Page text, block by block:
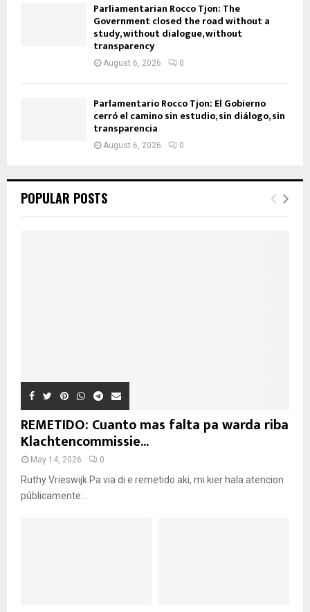
Parliamentarian Rocco Tjon: The
Government closed the road without a
study, without dialogue, without
transparency
August 6, 2026 0
Parlamentario Rocco Tjon: El Gobierno
cerró el camino sin estudio, sin diálogo, sin
transparencia
August 6, 2026 0
POPULAR POSTS
REMETIDO: Cuanto mas falta pa warda riba
Klachtencommissie...
May 14, 2026 0
Ruthy Vrieswijk Pa via di e remetido aki, mi kier hala atencion
públicamente...